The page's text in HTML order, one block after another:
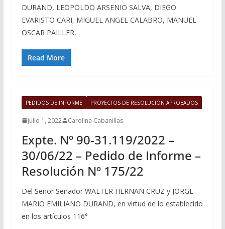
DURAND, LEOPOLDO ARSENIO SALVA, DIEGO
EVARISTO CARI, MIGUEL ANGEL CALABRO, MANUEL
OSCAR PAILLER,
Read More
PEDIDOS DE INFORME PROYECTOS DE RESOLUCIÓN APROBADOS
julio 1, 2022 Carolina Cabanillas
Expte. Nº 90-31.119/2022 –
30/06/22 – Pedido de Informe –
Resolución Nº 175/22
Del Señor Senador WALTER HERNAN CRUZ y JORGE
MARIO EMILIANO DURAND, en virtud de lo establecido
en los artículos 116°